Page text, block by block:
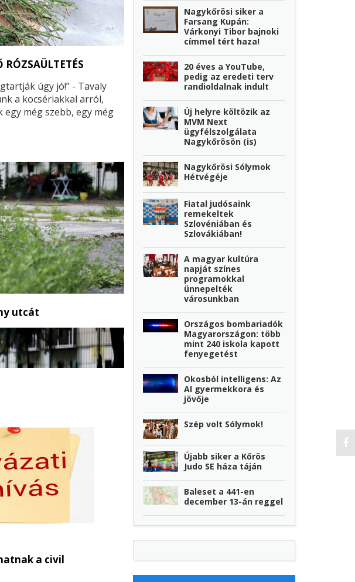
RÓZSAÜLTETÉS
úgy jó!” - Tavaly
a kocsériakkal arról,
még szebb, egy még
a terv
első ízben
faluszépítő akciónkat
itt élőket, hogy már a
rózsát a falu utcáira,
utcát
a civil
Nagykőrösi siker a
Farsang Kupán:
Várkonyi Tibor bajnoki
címmel tért haza!
20 éves a YouTube,
pedig az eredeti terv
randioldalnak indult
Új helyre költözik az
MVM Next
ügyfélszolgálata
Nagykőrösön (is)
Nagykőrösi Sólymok
Hétvégéje
Fiatal judósaink
remekeltek
Szlovéniában és
Szlovákiában!
A magyar kultúra
napját színes
programokkal
ünnepelték
városunkban
Országos bombariadók
Magyarországon: több
mint 240 iskola kapott
fenyegetést
Okosból intelligens: Az
AI gyermekkora és
jövője
Szép volt Sólymok!
Újabb siker a Kőrös
Judo SE háza táján
Baleset a 441-en
december 13-án reggel